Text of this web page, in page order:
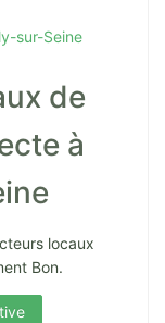
sur-Seine
de
à
locaux
Bon.